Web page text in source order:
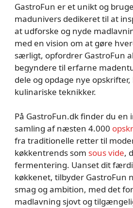
GastroFun er et unikt og
madunivers dedikeret til at
at udforske og nyde
med en vision om at gøre
særligt, opfordrer GastroFun
begyndere til erfarne
dele og opdage nye
kulinariske teknikker.
På GastroFun.dk finder du en
samling af næsten 4.000
fra traditionelle retter til
køkkentrends som sous vide,
fermentering. Uanset dit
køkkenet, tilbyder GastroFun
smag og ambition, med det
madlavning sjovt og